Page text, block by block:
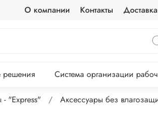
О компании Контакты Доставка
решения Система организации
"Express" Аксессуары без